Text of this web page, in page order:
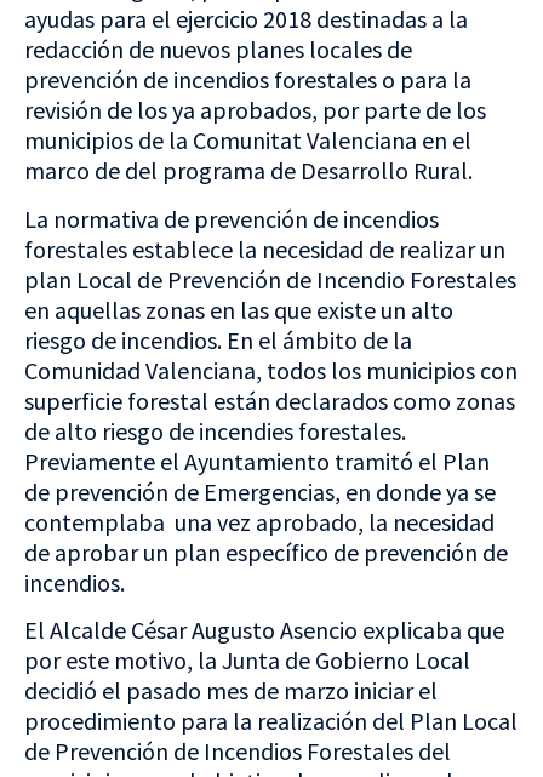
ayudas para el ejercicio 2018 destinadas a la
redacción de nuevos planes locales de
prevención de incendios forestales o para la
revisión de los ya aprobados, por parte de los
municipios de la Comunitat Valenciana en el
marco de del programa de Desarrollo Rural.
La normativa de prevención de incendios
forestales establece la necesidad de realizar un
plan Local de Prevención de Incendio Forestales
en aquellas zonas en las que existe un alto
riesgo de incendios. En el ámbito de la
Comunidad Valenciana, todos los municipios con
superficie forestal están declarados como zonas
de alto riesgo de incendies forestales.
Previamente el Ayuntamiento tramitó el Plan
de prevención de Emergencias, en donde ya se
contemplaba una vez aprobado, la necesidad
de aprobar un plan específico de prevención de
incendios.
El Alcalde César Augusto Asencio explicaba que
por este motivo, la Junta de Gobierno Local
decidió el pasado mes de marzo iniciar el
procedimiento para la realización del Plan Local
de Prevención de Incendios Forestales del